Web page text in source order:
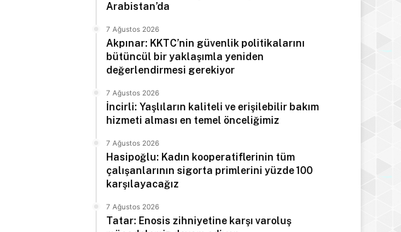
Arabistan’da
7 Ağustos 2026
Akpınar: KKTC’nin güvenlik politikalarını
bütüncül bir yaklaşımla yeniden
değerlendirmesi gerekiyor
7 Ağustos 2026
İncirli: Yaşlıların kaliteli ve erişilebilir bakım
hizmeti alması en temel önceliğimiz
7 Ağustos 2026
Hasipoğlu: Kadın kooperatiflerinin tüm
çalışanlarının sigorta primlerini yüzde 100
karşılayacağız
7 Ağustos 2026
Tatar: Enosis zihniyetine karşı varoluş